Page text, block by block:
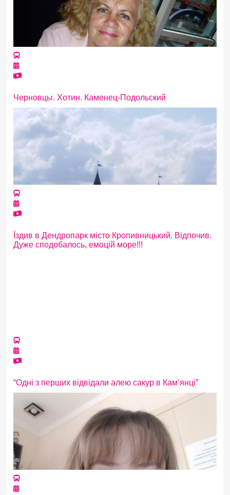
Черновцы. Хотин. Каменец-Подольский
Їздив в Дендропарк місто Кропивницький. Відпочив.
Дуже сподобалось, емоцій море!!!
“Одні з перших відвідали алею сакур в Кам’янці”